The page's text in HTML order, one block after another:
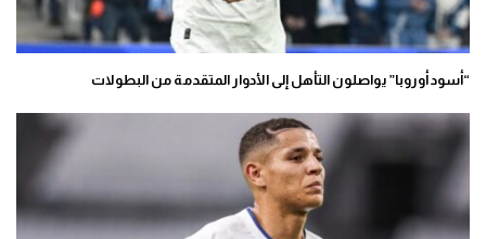
“أسود أوروبا” يواصلون التأهل إلى الأدوار المتقدمة من البطولات